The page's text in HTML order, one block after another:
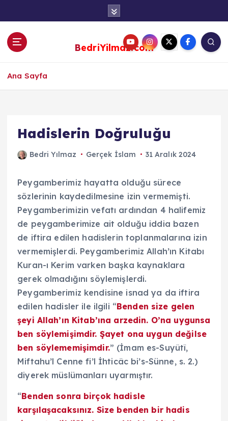
BedriYilmaz.com
Ana Sayfa
Hadislerin Doğruluğu
Bedri Yılmaz Gerçek İslam 31 Aralık 2024
Peygamberimiz hayatta olduğu sürece
sözlerinin kaydedilmesine izin vermemişti.
Peygamberimizin vefatı ardından 4 halifemiz
de peygamberimize ait olduğu iddia bazen
de iftira edilen hadislerin toplanmalarına izin
vermemişlerdi. Peygamberimiz Allah’ın Kitabı
Kuran-ı Kerim varken başka kaynaklara
gerek olmadığını söylemişlerdi.
Peygamberimiz kendisine isnad ya da iftira
edilen hadisler ile ilgili “Benden size gelen
şeyi Allah’ın Kitab’ına arzedin. O’na uygunsa
ben söylemişimdir. Şayet ona uygun değilse
ben söylememişimdir.” (İmam es-Suyûtî,
Miftahu’l Cenne fi’l İhticâc bi’s-Sünne, s. 2.)
diyerek müslümanları uyarmıştır.
“Benden sonra birçok hadisle
karşılaşacaksınız. Size benden bir hadis